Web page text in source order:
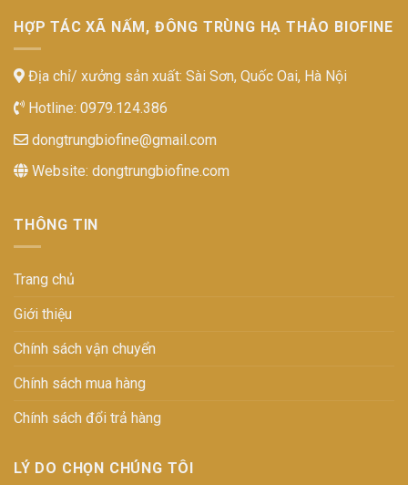
HỢP TÁC XÃ NẤM, ĐÔNG TRÙNG HẠ THẢO BIOFINE
Địa chỉ/ xưởng sản xuất: Sài Sơn, Quốc Oai, Hà Nội
Hotline: 0979.124.386
dongtrungbiofine@gmail.com
Website: dongtrungbiofine.com
THÔNG TIN
Trang chủ
Giới thiệu
Chính sách vận chuyển
Chính sách mua hàng
Chính sách đổi trả hàng
LÝ DO CHỌN CHÚNG TÔI